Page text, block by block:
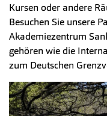
Kursen oder andere
Besuchen Sie unsere
Akademiezentrum
gehören wie die
zum Deutschen